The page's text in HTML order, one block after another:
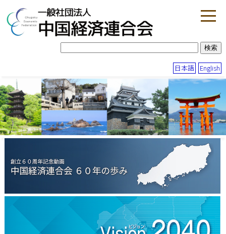
日本語 English